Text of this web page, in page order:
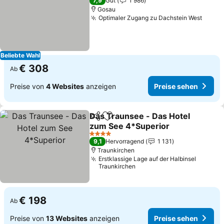
Beliebte Wahl
Gosau
Optimaler Zugang zu Dachstein West
Ab € 308
Preise von 4 Websites anzeigen Preise sehen
TeilenZu Favoriten hinzufügen
Das Traunsee - Das Hotel
zum See 4*Superior
Preise sehen
4 Sterne
9,1 Hervorragend
1 131
Traunkirchen
Erstklassige Lage auf der Halbinsel
Traunkirchen
Ab € 198
Preise von 13 Websites anzeigen Preise sehen